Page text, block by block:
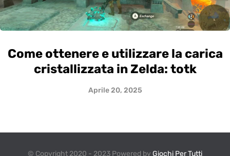
Come ottenere e utilizzare la carica
cristallizzata in Zelda: totk
Aprile 20, 2025
© Copyright 2020 - 2023 Powered by Giochi Per Tutti